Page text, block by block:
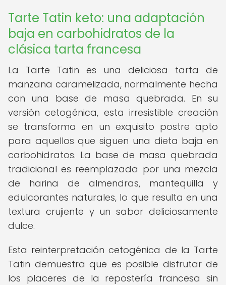
Tarte Tatin keto: una adaptación
baja en carbohidratos de la
clásica tarta francesa
La Tarte Tatin es una deliciosa tarta de
manzana caramelizada, normalmente hecha
con una base de masa quebrada. En su
versión cetogénica, esta irresistible creación
se transforma en un exquisito postre apto
para aquellos que siguen una dieta baja en
carbohidratos. La base de masa quebrada
tradicional es reemplazada por una mezcla
de harina de almendras, mantequilla y
edulcorantes naturales, lo que resulta en una
textura crujiente y un sabor deliciosamente
dulce.
Esta reinterpretación cetogénica de la Tarte
Tatin demuestra que es posible disfrutar de
los placeres de la repostería francesa sin